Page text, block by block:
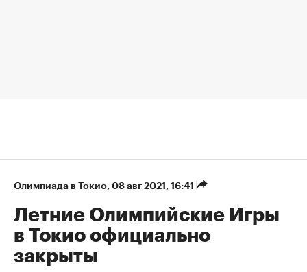
Олимпиада в Токио⁠, 08 авг 2021, 16:41
Летние Олимпийские Игры
в Токио официально
закрыты